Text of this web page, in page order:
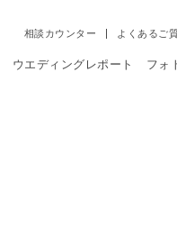
相談カウンター よくあるご
ウエディングレポート フォ